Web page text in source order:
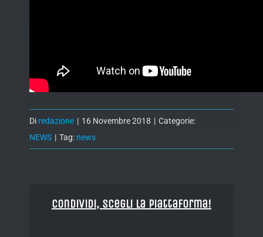
Di redazione | 16 Novembre 2018 | Categorie:
NEWS | Tag: news
Condividi, Scegli la piattaforma!